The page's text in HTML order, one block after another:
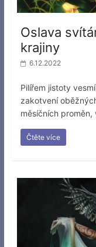
Oslava
krajiny
6.12.2022
Pilířem jistoty
zakotvení
měsíčních proměn,
Čtěte více